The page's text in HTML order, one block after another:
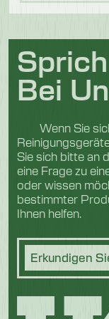
Sprich
Bei
Wenn Sie
Sie sich bitte an
eine Frage zu
oder wissen
bestimmter
Ihnen helfen.
Erkundigen